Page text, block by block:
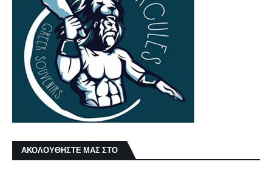
ΑΚΟΛΟΥΘΗΣΤΕ ΜΑΣ ΣΤΟ